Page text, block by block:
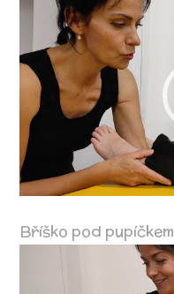
Video
přehrávač
Bříško pod pupíčkem